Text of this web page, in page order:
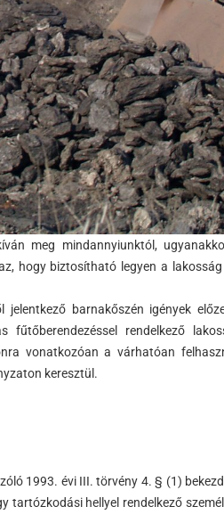
meg mindannyiunktól,
hogy biztosítható legyen a
barnakőszén igények
fűtőberendezéssel rendelkező
vonatkozóan a várhatóan
keresztül.
1993. évi III. törvény 4. § (1)
tartózkodási hellyel rendelkező